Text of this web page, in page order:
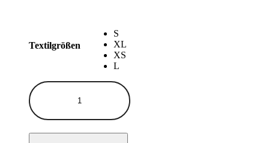
Textilgrößen
S
XL
XS
L
UNDERSHIRT
LANGARM